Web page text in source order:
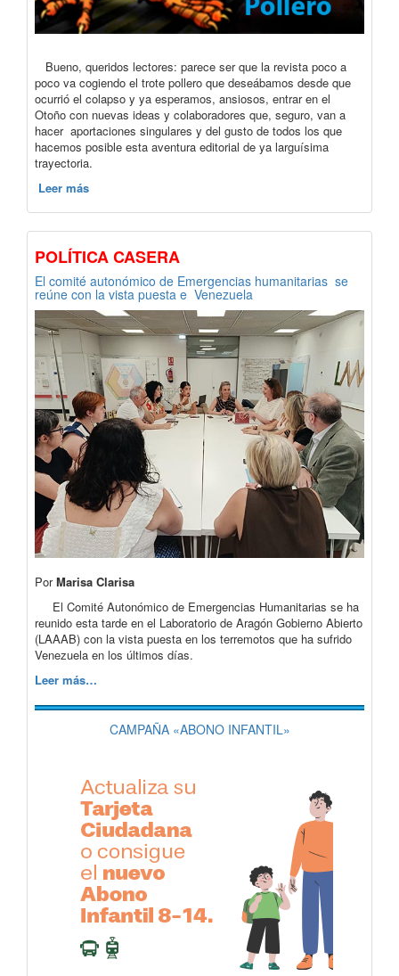
Bueno, queridos lectores: parece ser que la revista poco a
poco va cogiendo el trote pollero que deseábamos desde que
ocurrió el colapso y ya esperamos, ansiosos, entrar en el
Otoño con nuevas ideas y colaboradores que, seguro, van a
hacer aportaciones singulares y del gusto de todos los que
hacemos posible esta aventura editorial de ya larguísima
trayectoria.
Leer más
POLÍTICA CASERA
El comité autonómico de Emergencias humanitarias se
reúne con la vista puesta e Venezuela
PorMarisa Clarisa
El Comité Autonómico de Emergencias Humanitarias se ha
reunido esta tarde en el Laboratorio de Aragón Gobierno Abierto
(LAAAB) con la vista puesta en los terremotos que ha sufrido
Venezuela en los últimos días.
Leer más…
CAMPAÑA «ABONO INFANTIL»